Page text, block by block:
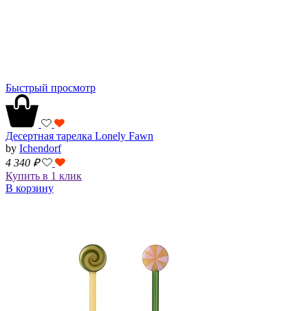
Быстрый просмотр
Десертная тарелка Lonely Fawn
by Ichendorf
4 340 ₽
Купить в 1 клик
В корзину